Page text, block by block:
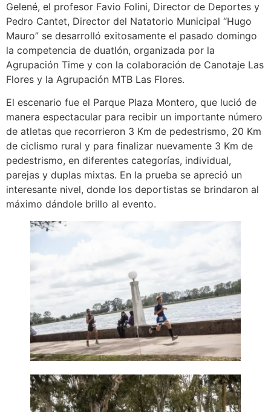
Gelené, el profesor Favio Folini, Director de Deportes y
Pedro Cantet, Director del Natatorio Municipal “Hugo
Mauro” se desarrolló exitosamente el pasado domingo
la competencia de duatlón, organizada por la
Agrupación Time y con la colaboración de Canotaje Las
Flores y la Agrupación MTB Las Flores.
El escenario fue el Parque Plaza Montero, que lució de
manera espectacular para recibir un importante número
de atletas que recorrieron 3 Km de pedestrismo, 20 Km
de ciclismo rural y para finalizar nuevamente 3 Km de
pedestrismo, en diferentes categorías, individual,
parejas y duplas mixtas. En la prueba se apreció un
interesante nivel, donde los deportistas se brindaron al
máximo dándole brillo al evento.